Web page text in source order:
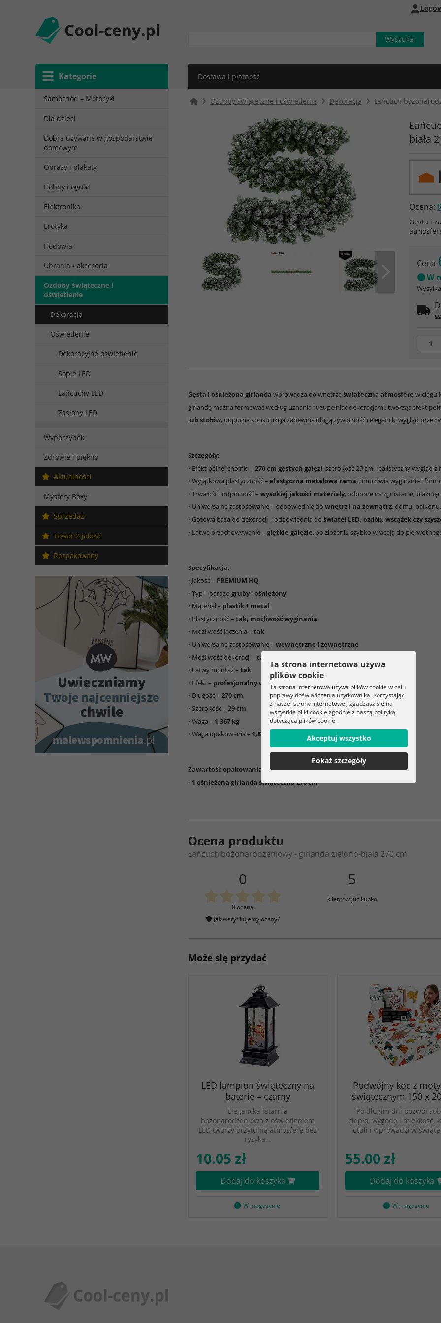
Kategorie Dostawa i płatność
Samochód – Motocykl
Dla dzieci
Dobra używane w gospodarstwie
domowym
Obrazy i plakaty
Hobby i ogród
Elektronika
Erotyka
Hodowla
Ubrania - akcesoria
Ozdoby świąteczne i
oświetlenie
Dekoracja
Oświetlenie
Dekoracyjne oświetlenie
Sople LED
Łańcuchy LED
Zasłony LED
Wypoczynek
Zdrowie i piękno
Aktualności
Mystery Boxy
Sprzedaż
Towar 2 jakość
Rozpakowany
Ozdoby świąteczne i oświetlenie Dekoracja Łańcuch
biała
Ocena:
Gęsta i
Cena
W
Gęsta i ośnieżona girlanda wprowadza do wnętrza świąteczną atmosferę w ciągu
girlandę można formować według uznania i uzupełniać dekoracjami, tworząc efekt
lub stołów, odporna konstrukcja zapewnia długą żywotność i elegancki wygląd przez
Szczegóły:
• Efekt pełnej choinki – 270 cm gęstych gałęzi, szerokość 29 cm, realistyczny wygląd z
• Wyjątkowa plastyczność – elastyczna metalowa rama, umożliwia wyginanie i
• Trwałość i odporność – wysokiej jakości materiały, odporne na zgniatanie,
• Uniwersalne zastosowanie – odpowiednie do wnętrz i na zewnątrz, domu,
• Gotowa baza do dekoracji – odpowiednia do świateł LED, ozdób, wstążek czy
• Łatwe przechowywanie – giętkie gałęzie, po złożeniu szybko wracają do
Specyfikacja:
• Jakość – PREMIUM HQ
• Typ – bardzo gruby i ośnieżony
• Materiał – plastik + metal
• Plastyczność – tak, możliwość wyginania
• Możliwość łączenia – tak
• Uniwersalne zastosowanie – wewnętrzne i zewnętrzne
• Możliwość dekoracji – tak
• Łatwy montaż – tak
• Efekt – profesjonalny wygląd
• Długość – 270 cm
• Szerokość – 29 cm
• Waga – 1,367 kg
• Waga opakowania – 1,805 kg
Zawartość opakowania:
• 1 ośnieżona girlanda świąteczna 270 cm
Ocena produktu
Łańcuch bożonarodzeniowy - girlanda zielono-biała 270 cm
0
0 ocena
Jak weryfikujemy oceny?
5
klientów już kupiło
Może się przydać
LED lampion świąteczny na
baterie – czarny
Elegancka latarnia
bożonarodzeniowa z oświetleniem
LED tworzy przytulną atmosferę bez
ryzyka…
10.05 zł
Dodaj do koszyka
W magazynie
Podwójny koc z
świątecznym 150 x
Po długim dni pozwól
ciepło, wygodę i miękkość,
otuli i wprowadzi w
55.00 zł
Dodaj do koszyka
W magazynie
Ta strona internetowa używa
plików cookie
Ta strona internetowa używa plików cookie w celu
poprawy doświadczenia użytkownika. Korzystając
z naszej strony internetowej, zgadzasz się na
wszystkie pliki cookie zgodnie z naszą polityką
dotyczącą plików cookie.
Akceptuj wszystko
Pokaż szczegóły